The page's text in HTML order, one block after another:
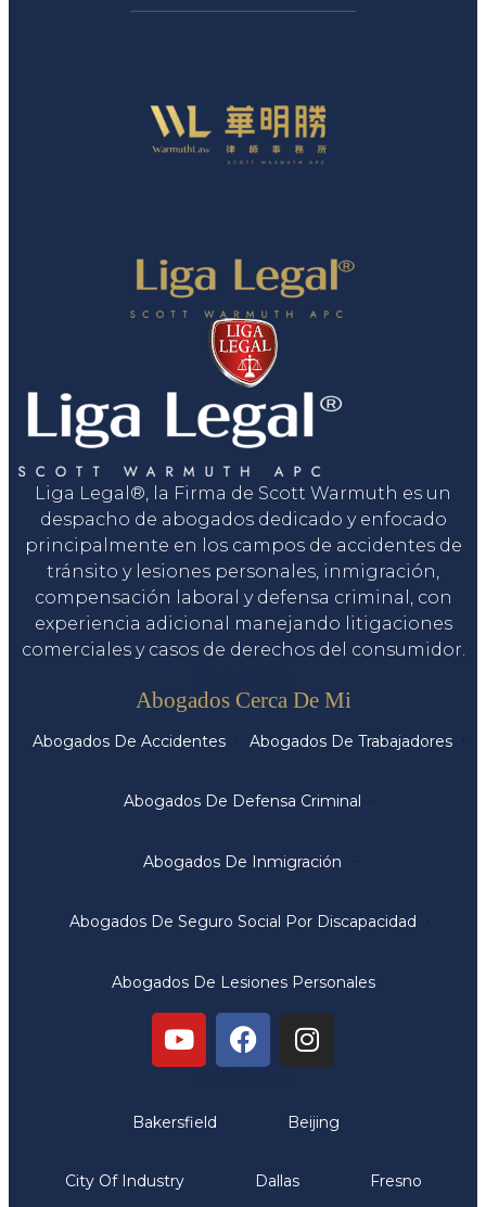
Liga Legal®, la Firma de Scott Warmuth es un
despacho de abogados dedicado y enfocado
principalmente en los campos de accidentes de
tránsito y lesiones personales, inmigración,
compensación laboral y defensa criminal, con
experiencia adicional manejando litigaciones
comerciales y casos de derechos del consumidor.
Abogados Cerca De Mi
Abogados De Accidentes Abogados De Trabajadores
Abogados De Defensa Criminal
Abogados De Inmigración
Abogados De Seguro Social Por Discapacidad
Abogados De Lesiones Personales
Bakersfield Beijing
City Of Industry Dallas Fresno